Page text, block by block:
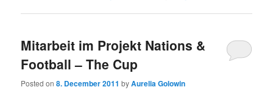
Mitarbeit im Projekt Nations &
Football – The Cup
Posted on8. December 2011 byAurelia Golowin